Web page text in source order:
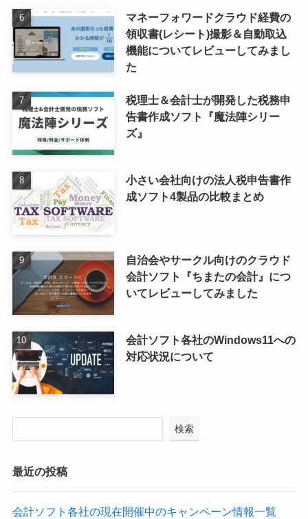
マネーフォワードクラウド経費の
領収書(レシート)撮影＆自動取込
機能についてレビューしてみまし
た
税理士＆会計士が開発した税務申
告書作成ソフト『魔法陣シリー
ズ』
小さい会社向けの法人税申告書作
成ソフト4製品の比較まとめ
自治会やサークル向けのクラウド
会計ソフト『ちまたの会計』につ
いてレビューしてみました
会計ソフト各社のWindows11への
対応状況について
検索
最近の投稿
会計ソフト各社の現在開催中のキャンペーン情報一覧